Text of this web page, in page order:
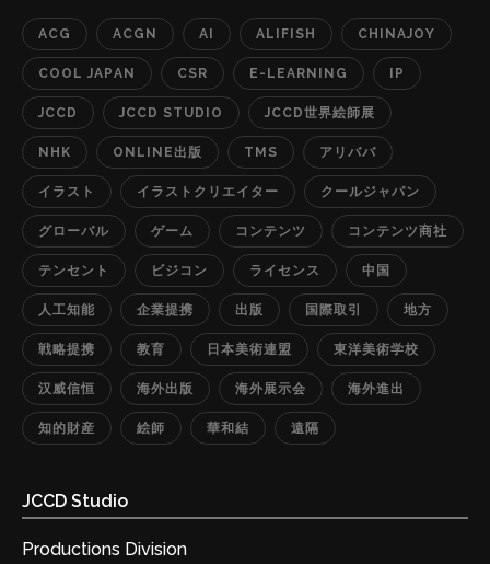
ACG ACGN AI ALIFISH CHINAJOY
COOL JAPAN CSR E-LEARNING IP
JCCD JCCD STUDIO JCCD世界絵師展
NHK ONLINE出版 TMS アリババ
イラスト イラストクリエイター クールジャパン
グローバル ゲーム コンテンツ コンテンツ商社
テンセント ビジコン ライセンス 中国
人工知能 企業提携 出版 国際取引 地方
戦略提携 教育 日本美術連盟 東洋美術学校
汉威信恒 海外出版 海外展示会 海外進出
知的財産 絵師 華和結 遠隔
JCCD Studio
Productions Division